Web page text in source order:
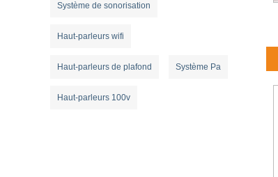
Système de sonorisation
Haut-parleurs wifi
Haut-parleurs de plafond Système Pa
Haut-parleurs 100v